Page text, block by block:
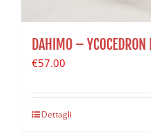
DAHIMO –
€57.00
Dettagli